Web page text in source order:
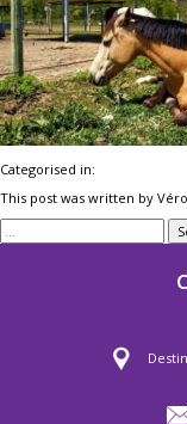
Categorised in:
This post was written by